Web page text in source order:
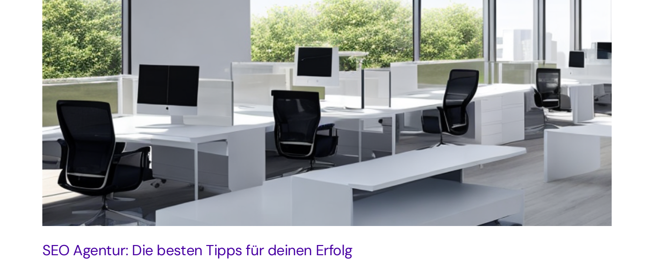
SEO Agentur: Die besten Tipps für deinen Erfolg